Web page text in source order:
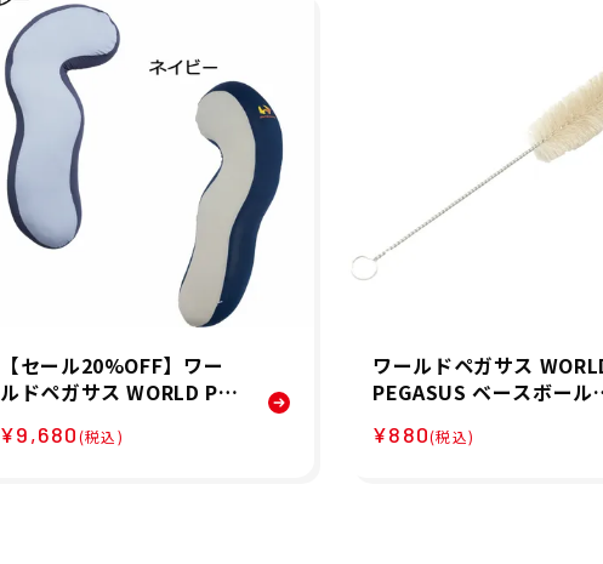
【セール20%OFF】ワー
ルドペガサス WORLD PE
ートディピロー WEABP9
¥9,680(税込)
ワールドペガサス
PEGASUS ベースボール
ち グラブインナーブラシ
¥880(税込)